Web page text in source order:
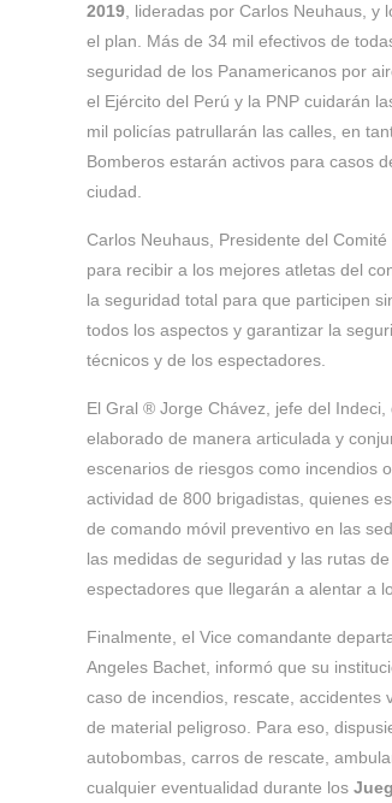
2019 , lideradas por Carlos Neuhaus,
el plan. Más de 34 mil efectivos de
seguridad de los Panamericanos por
el Ejército del Perú y la PNP cuidarán
mil policías patrullarán las calles, en
Bomberos estarán activos para casos
ciudad.
Carlos Neuhaus, Presidente del
para recibir a los mejores atletas del
la seguridad total para que participen
todos los aspectos y garantizar la
técnicos y de los espectadores.
El Gral ® Jorge Chávez, jefe del
elaborado de manera articulada y
escenarios de riesgos como incendios
actividad de 800 brigadistas, quienes
de comando móvil preventivo en las
las medidas de seguridad y las rutas
espectadores que llegarán a alentar a
Finalmente, el Vice comandante
Angeles Bachet, informó que su
caso de incendios, rescate, accidentes
de material peligroso. Para eso,
autobombas, carros de rescate,
cualquier eventualidad durante los